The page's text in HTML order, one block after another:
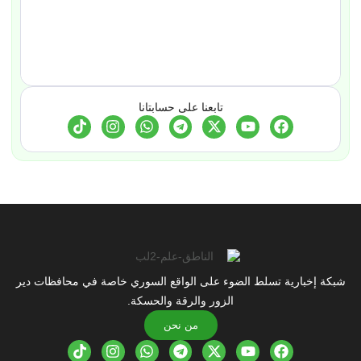
تابعنا على حسابتانا
شبكة إخبارية تسلط الضوء على الواقع السوري خاصة في محافظات دير
الزور والرقة والحسكة.
من نحن